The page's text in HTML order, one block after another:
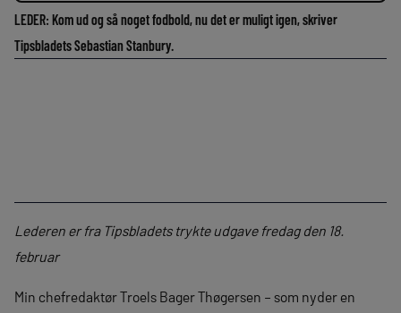
LEDER: Kom ud og så noget fodbold, nu det er muligt igen, skriver
Tipsbladets Sebastian Stanbury.
Lederen er fra Tipsbladets trykte udgave fredag den 18.
februar
Min chefredaktør Troels Bager Thøgersen – som nyder en